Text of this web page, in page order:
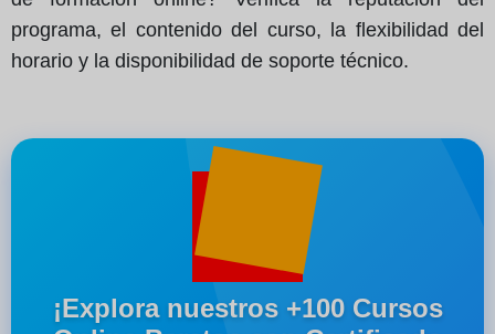
programa, el contenido del curso, la flexibilidad del
horario y la disponibilidad de soporte técnico.
¡Explora nuestros +100 Cursos